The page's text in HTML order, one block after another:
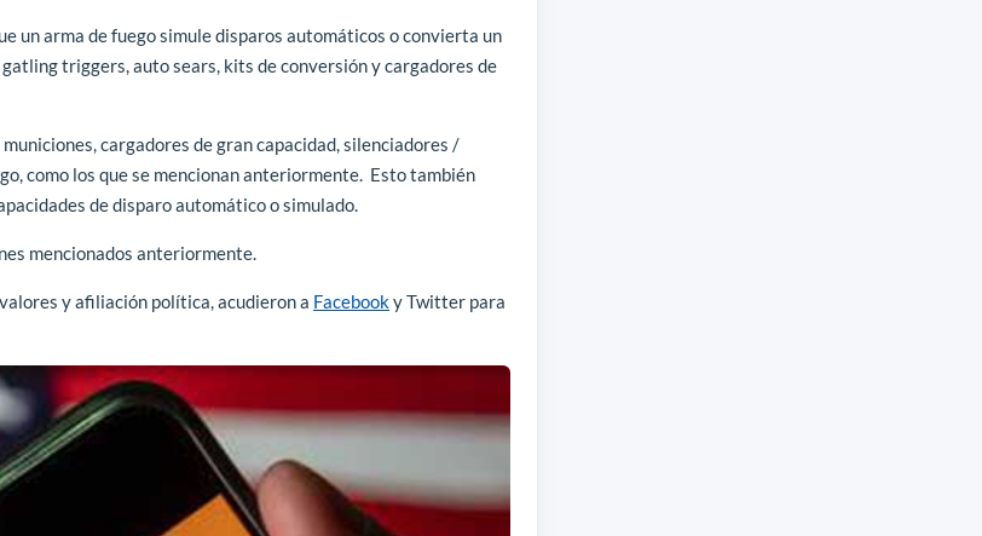
un arma de fuego simule disparos automáticos o convierta un
triggers, auto sears, kits de conversión y cargadores de
cargadores de gran capacidad, silenciadores /
como los que se mencionan anteriormente. Esto también
de disparo automático o simulado.
mencionados anteriormente.
y afiliación política, acudieron a Facebooky Twitter para